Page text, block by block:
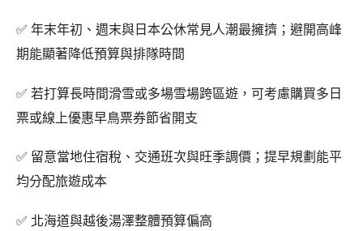
✅ 年末年初、週末與日本公休常見人潮最擁擠；避開高峰
期能顯著降低預算與排隊時間
✅ 若打算長時間滑雪或多場雪場跨區遊，可考慮購買多日
票或線上優惠早鳥票券節省開支
✅ 留意當地住宿稅、交通班次與旺季調價；提早規劃能平
均分配旅遊成本
✅ 北海道與越後湯澤整體預算偏高